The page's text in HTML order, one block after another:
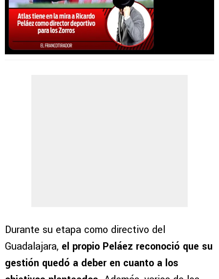
Durante su etapa como directivo del
Guadalajara, el propio Peláez reconoció que su
gestión quedó a deber en cuanto a los